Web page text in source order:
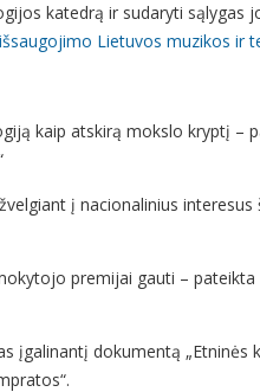
katedrą ir sudaryti
Lietuvos muzikos ir
kaip atskirą mokslo kryptį –
į nacionalinius
premijai gauti –
įgalinantį dokumentą